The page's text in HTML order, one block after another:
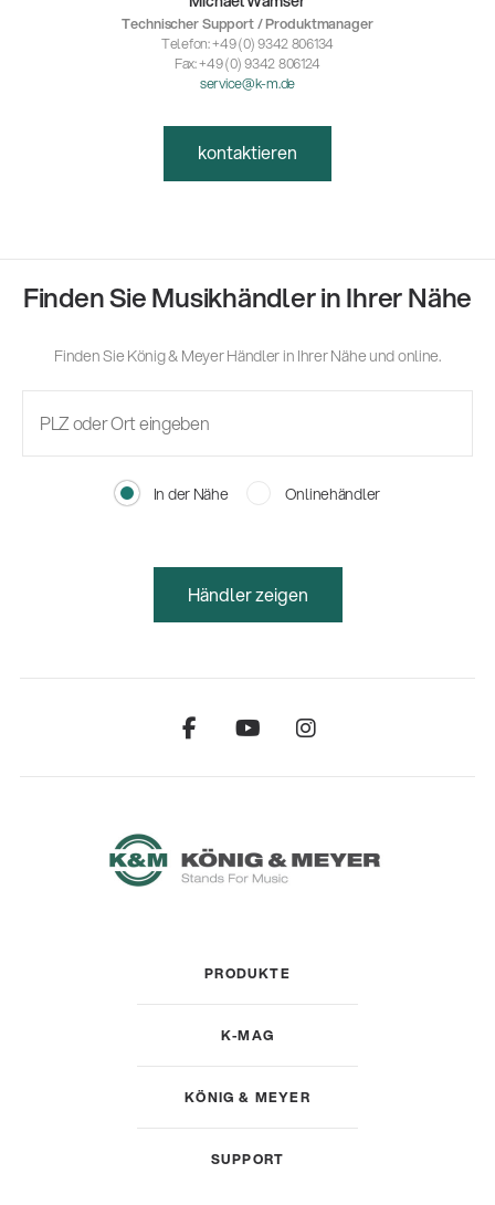
Technischer Support / Produktmanager
Telefon: +49 (0) 9342 806134
Fax: +49 (0) 9342 806124
service@k-m.de
kontaktieren
Finden Sie Musikhändler in Ihrer Nähe
Finden Sie König & Meyer Händler in Ihrer Nähe und online.
In der Nähe Onlinehändler
Händler zeigen
PRODUKTE
K-MAG
KÖNIG & MEYER
SUPPORT